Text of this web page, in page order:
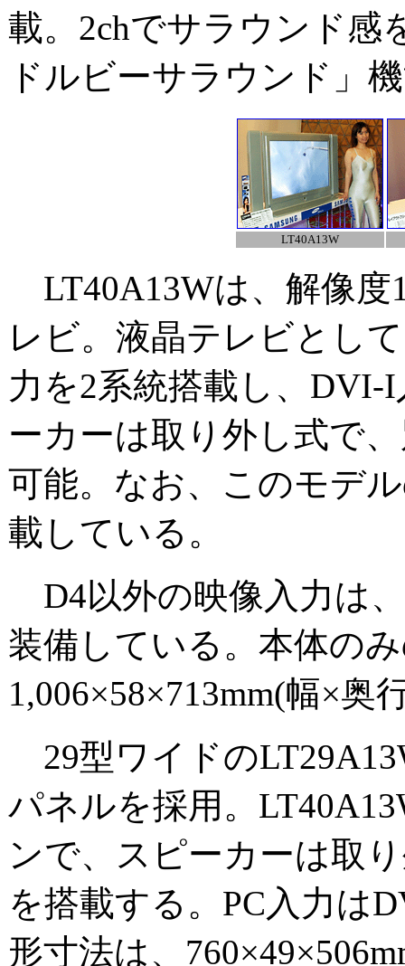
載。2chでサラウンド感
ドルビーサラウンド」
LT40A13W
LT40A13Wは、解像度
レビ。液晶テレビとし
力を2系統搭載し、DVI-
ーカーは取り外し式で
可能。なお、このモデ
載している。
D4以外の映像入力は
装備している。本体の
1,006×58×713mm(幅×奥
29型ワイドの
パネルを採用。
ンで、スピーカーは取
を搭載する。PC入力は
形寸法は、